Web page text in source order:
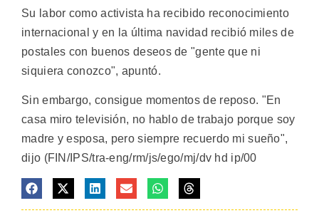
Su labor como activista ha recibido reconocimiento
internacional y en la última navidad recibió miles de
postales con buenos deseos de "gente que ni
siquiera conozco", apuntó.
Sin embargo, consigue momentos de reposo. "En
casa miro televisión, no hablo de trabajo porque soy
madre y esposa, pero siempre recuerdo mi sueño",
dijo (FIN/IPS/tra-eng/rm/js/ego/mj/dv hd ip/00